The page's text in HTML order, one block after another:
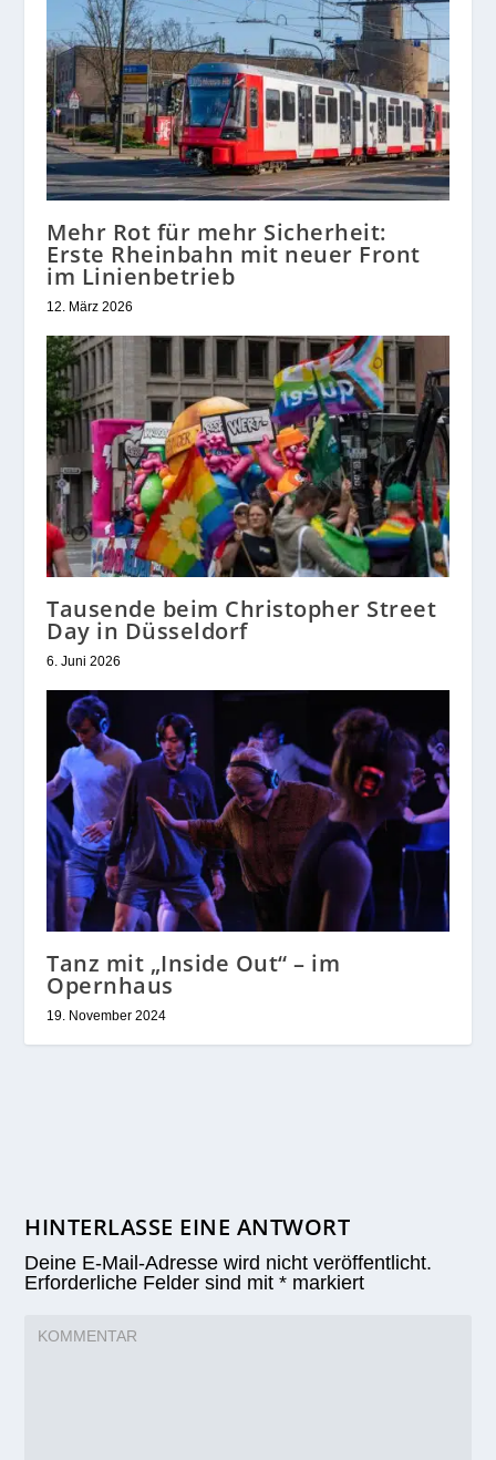
Mehr Rot für mehr Sicherheit:
Erste Rheinbahn mit neuer Front
im Linienbetrieb
12. März 2026
Tausende beim Christopher Street
Day in Düsseldorf
6. Juni 2026
Tanz mit „Inside Out“ – im
Opernhaus
19. November 2024
HINTERLASSE EINE ANTWORT
Deine E-Mail-Adresse wird nicht veröffentlicht.
Erforderliche Felder sind mit* markiert